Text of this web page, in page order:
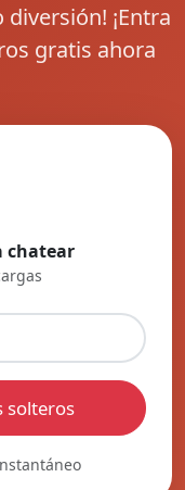
¡Entra
gratis ahora
chatear
solteros